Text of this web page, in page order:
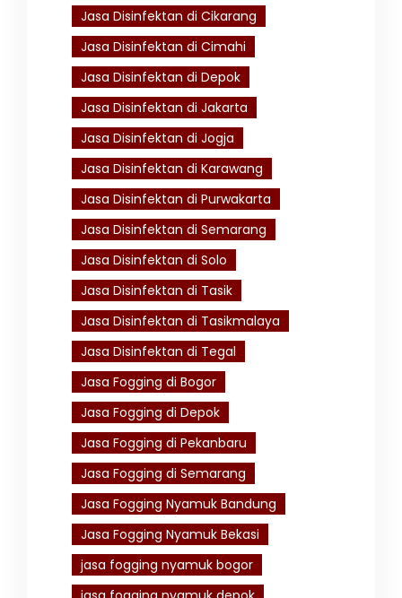
Jasa Disinfektan di Cikarang
Jasa Disinfektan di Cimahi
Jasa Disinfektan di Depok
Jasa Disinfektan di Jakarta
Jasa Disinfektan di Jogja
Jasa Disinfektan di Karawang
Jasa Disinfektan di Purwakarta
Jasa Disinfektan di Semarang
Jasa Disinfektan di Solo
Jasa Disinfektan di Tasik
Jasa Disinfektan di Tasikmalaya
Jasa Disinfektan di Tegal
Jasa Fogging di Bogor
Jasa Fogging di Depok
Jasa Fogging di Pekanbaru
Jasa Fogging di Semarang
Jasa Fogging Nyamuk Bandung
Jasa Fogging Nyamuk Bekasi
jasa fogging nyamuk bogor